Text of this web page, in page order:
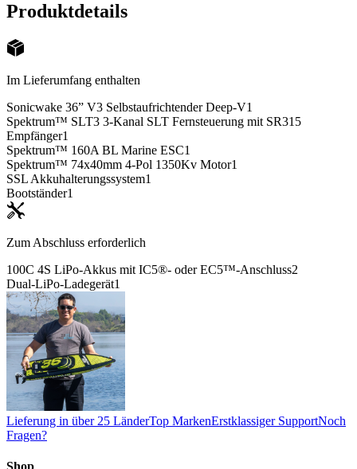
Produktdetails
Im Lieferumfang enthalten
Sonicwake 36” V3 Selbstaufrichtender Deep-V1
Spektrum™ SLT3 3-Kanal SLT Fernsteuerung mit SR315
Empfänger1
Spektrum™ 160A BL Marine ESC1
Spektrum™ 74x40mm 4-Pol 1350Kv Motor1
SSL Akkuhalterungssystem1
Bootständer1
Zum Abschluss erforderlich
100C 4S LiPo-Akkus mit IC5®- oder EC5™-Anschluss2
Dual-LiPo-Ladegerät1
Lieferung in über 25 LänderTop MarkenErstklassiger SupportNoch
Fragen?
Shop